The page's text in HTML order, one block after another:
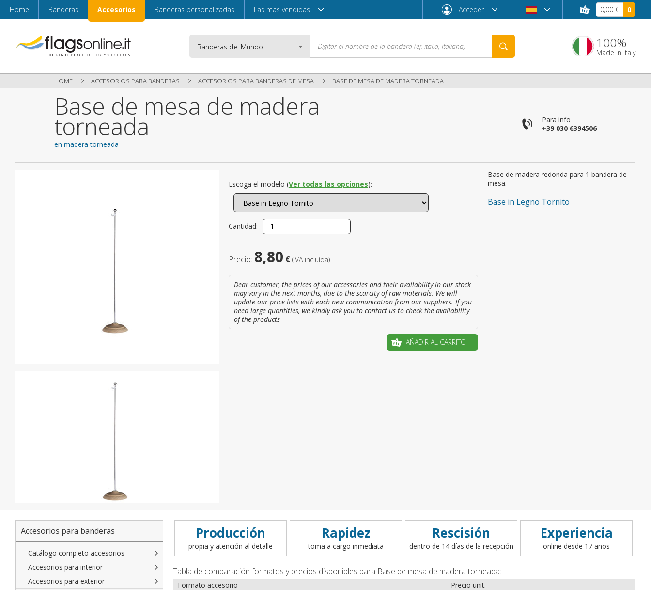
Home Banderas Accesorios Banderas personalizadas Las mas vendidas Acceder
¿Contraseña olvidada?
¿Es este tu primer pedido?
0,00 € 0
100%
Made in Italy
HOME ACCESORIOS PARA BANDERAS ACCESORIOS PARA BANDERAS DE MESA BASE DE MESA DE MADERA TORNEADA
Base de mesa de madera
torneada
en madera torneada
Para info
+39 030 6394506
Base de madera redonda para 1 bandera de
mesa.
Base in Legno Tornito
Escoga el modelo (Ver todas las opciones):
Cantidad:
Precio: 8,80 € (IVA incluída)
Dear customer, the prices of our accessories and their availability in our stock
may vary in the next months, due to the scarcity of raw materials. We will
update our price lists with each new communication from our suppliers. If you
need large quantities, we kindly ask you to contact us to check the availability
of the products
AÑADIR AL CARRITO
Accesorios para banderas
Catálogo completo accesorios
Accesorios para interior
Accesorios para exterior
Producción
propia y atención al detalle
Rapidez
toma a cargo inmediata
Rescisión
dentro de 14 días de la recepción
Experiencia
online desde 17 años
Tabla de comparación formatos y precios disponibles para Base de mesa de madera torneada:
Formato accesorio
Precio unit.